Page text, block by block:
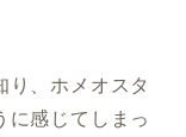
り、ホメオスタ
に感じてしまっ